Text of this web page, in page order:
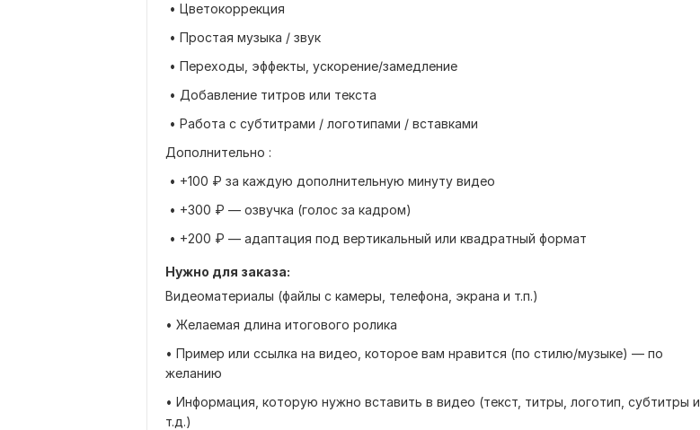
• Цветокоррекция
• Простая музыка / звук
• Переходы, эффекты, ускорение/замедление
• Добавление титров или текста
• Работа с субтитрами / логотипами / вставками
Дополнительно :
• +100 ₽ за каждую дополнительную минуту видео
• +300 ₽ — озвучка (голос за кадром)
• +200 ₽ — адаптация под вертикальный или квадратный формат
Нужно для заказа:
Видеоматериалы (файлы с камеры, телефона, экрана и т.п.)
• Желаемая длина итогового ролика
• Пример или ссылка на видео, которое вам нравится (по стилю/музыке) — по
желанию
• Информация, которую нужно вставить в видео (текст, титры, логотип, субтитры и
т.д.)